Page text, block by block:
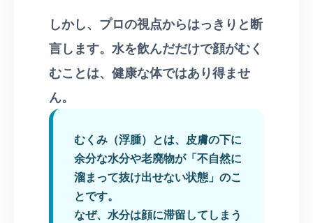
しかし、プロの視点からはっきりと断
言します。水を飲んだだけで顔がむく
むことは、健康な体ではあり得ませ
ん。
むくみ（浮腫）とは、皮膚の下に
余分な水分や老廃物が「不自然に
溜まって抜け出せない状態」のこ
とです。
なぜ、水分は顔に滞留してしまう